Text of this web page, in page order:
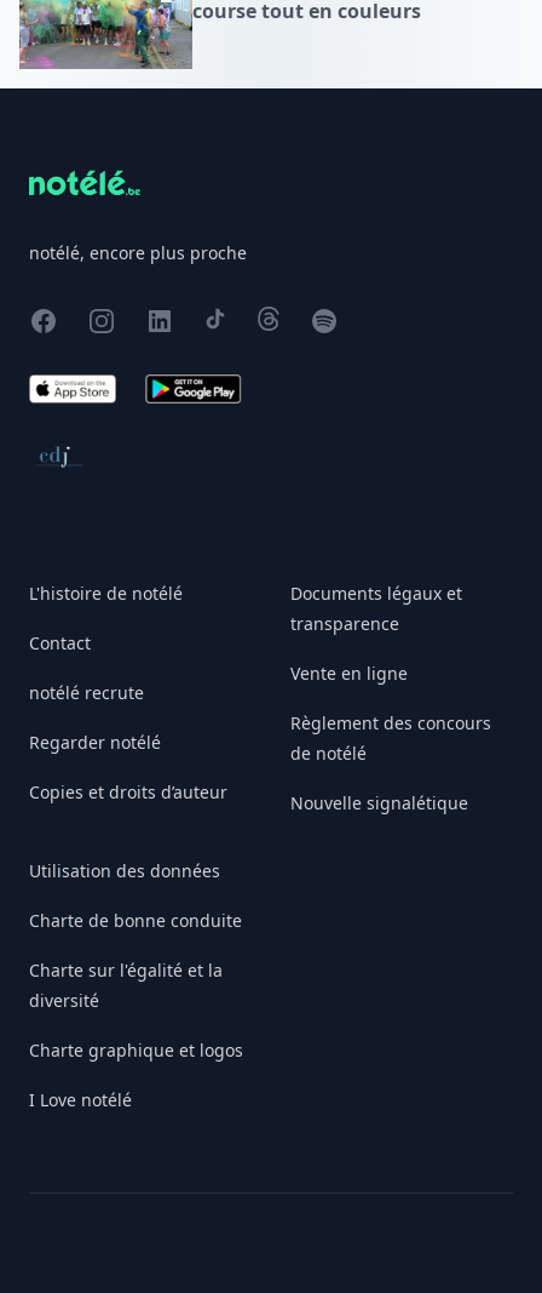
course tout en couleurs
notélé, encore plus proche
FacebookInstagram
X TikTokThreadsSpotify
App Store Google Play
Conseil de déontologie journalistique
L'histoire de notélé
Contact
notélé recrute
Regarder notélé
Copies et droits d’auteur
Utilisation des données
Charte de bonne conduite
Charte sur l'égalité et la
diversité
Charte graphique et logos
I Love notélé
Documents légaux et
transparence
Vente en ligne
Règlement des concours
de notélé
Nouvelle signalétique